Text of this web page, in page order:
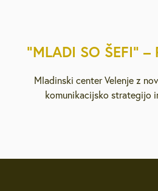
“MLADI SO ŠEFI”
Mladinski center Velenje z
komunikacijsko strategijo